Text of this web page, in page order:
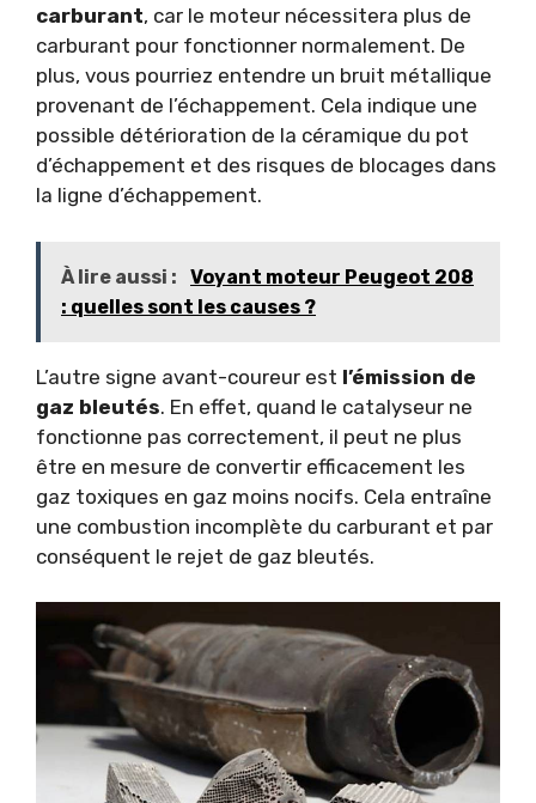
carburant, car le moteur nécessitera plus de
carburant pour fonctionner normalement. De
plus, vous pourriez entendre un bruit métallique
provenant de l’échappement. Cela indique une
possible détérioration de la céramique du pot
d’échappement et des risques de blocages dans
la ligne d’échappement.
À lire aussi :
Voyant moteur Peugeot 208
: quelles sont les causes ?
L’autre signe avant-coureur est l’émission de
gaz bleutés. En effet, quand le catalyseur ne
fonctionne pas correctement, il peut ne plus
être en mesure de convertir efficacement les
gaz toxiques en gaz moins nocifs. Cela entraîne
une combustion incomplète du carburant et par
conséquent le rejet de gaz bleutés.